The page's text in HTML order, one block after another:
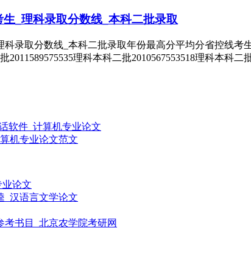
_理科录取分数线_本科二批录取
录取分数线_本科二批录取年份最高分平均分省控线考
2011589575535理科本科二批2010567553518理科本科
软件_计算机专业论文
机专业论文范文
论文
_汉语言文学论文
考书目_北京农学院考研网